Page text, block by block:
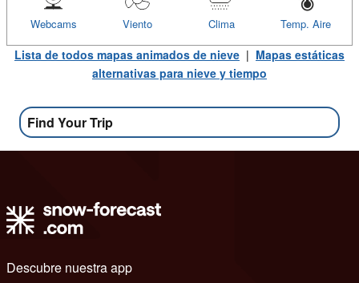
Temp. Aire
Clima
Viento
Webcams
Lista de todos mapas animados de nieve | Mapas estáticas
alternativas para nieve y tiempo
Find Your Trip
Descubre nuestra app